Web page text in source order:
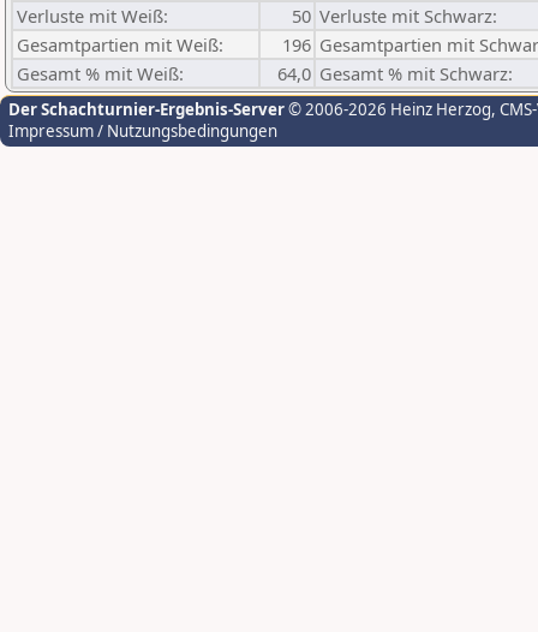
Verluste mit Weiß:
50 Verluste mit Schwarz:
Gesamtpartien mit Weiß:
196 Gesamtpartien mit
Gesamt % mit Weiß:
64,0 Gesamt % mit Schwarz:
Der Schachturnier-Ergebnis-Server© 2006-2026 Heinz Herzog,
Impressum / Nutzungsbedingungen